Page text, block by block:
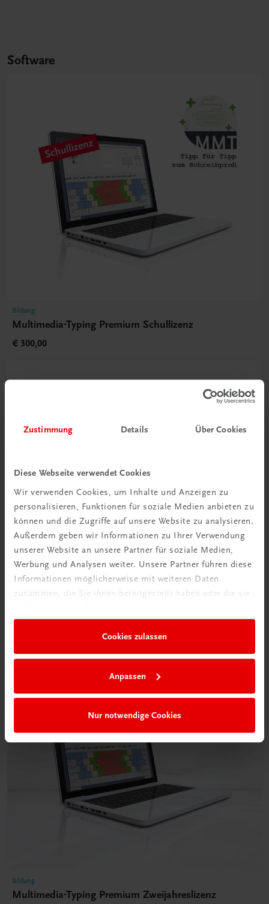
Zustimmung Details Über Cookies
Diese Webseite verwendet Cookies
Wir verwenden Cookies, um Inhalte und Anzeigen zu
personalisieren, Funktionen für soziale Medien anbieten zu
können und die Zugriffe auf unsere Website zu analysieren.
Außerdem geben wir Informationen zu Ihrer Verwendung
unserer Website an unsere Partner für soziale Medien,
Werbung und Analysen weiter. Unsere Partner führen diese
Informationen möglicherweise mit weiteren Daten
zusammen, die Sie ihnen bereitgestellt haben oder die sie
Cookies zulassen
Anpassen
Nur notwendige Cookies
Software
Bildung
Multimedia-Typing Premium Schullizenz
€ 300,00
Bildung
Bildung
Multimedia-Typing Premium Zweijahreslizenz